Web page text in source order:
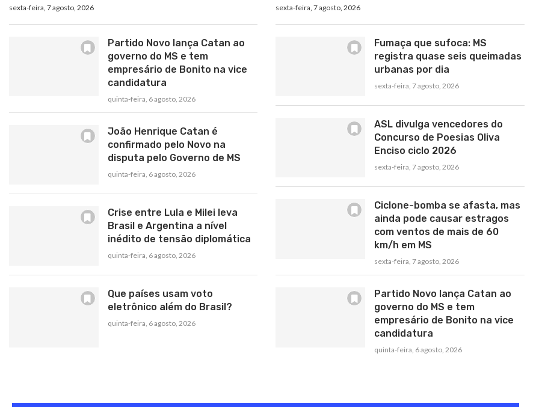
sexta-feira, 7 agosto, 2026
Partido Novo lança Catan ao
governo do MS e tem
empresário de Bonito na vice
candidatura
quinta-feira, 6 agosto, 2026
João Henrique Catan é
confirmado pelo Novo na
disputa pelo Governo de MS
quinta-feira, 6 agosto, 2026
Crise entre Lula e Milei leva
Brasil e Argentina a nível
inédito de tensão diplomática
quinta-feira, 6 agosto, 2026
Que países usam voto
eletrônico além do Brasil?
quinta-feira, 6 agosto, 2026
sexta-feira, 7 agosto, 2026
Fumaça que sufoca: MS
registra quase seis queimadas
urbanas por dia
sexta-feira, 7 agosto, 2026
ASL divulga vencedores do
Concurso de Poesias Oliva
Enciso ciclo 2026
sexta-feira, 7 agosto, 2026
Ciclone-bomba se afasta, mas
ainda pode causar estragos
com ventos de mais de 60
km/h em MS
sexta-feira, 7 agosto, 2026
Partido Novo lança Catan ao
governo do MS e tem
empresário de Bonito na vice
candidatura
quinta-feira, 6 agosto, 2026